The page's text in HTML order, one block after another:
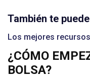
También te
Los mejores
¿CÓMO
BOLSA?